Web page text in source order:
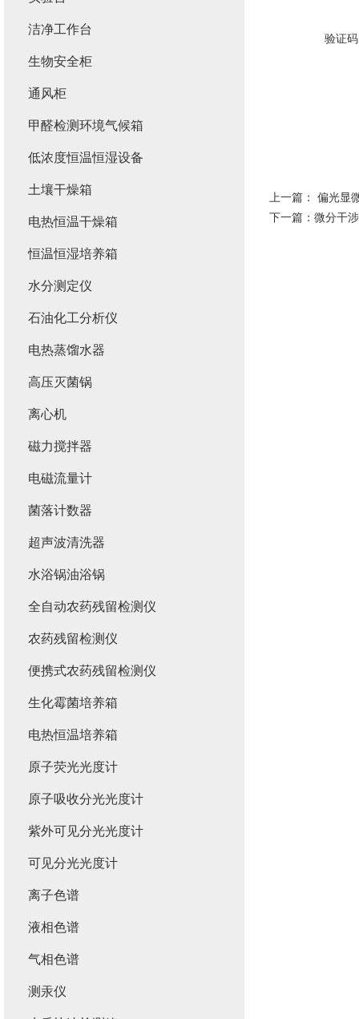
验证
上一篇： 偏光显
下一篇： 微分干
洁净工作台
生物安全柜
通风柜
甲醛检测环境气候箱
低浓度恒温恒湿设备
土壤干燥箱
电热恒温干燥箱
恒温恒湿培养箱
水分测定仪
石油化工分析仪
电热蒸馏水器
高压灭菌锅
离心机
磁力搅拌器
电磁流量计
菌落计数器
超声波清洗器
水浴锅油浴锅
全自动农药残留检测仪
农药残留检测仪
便携式农药残留检测仪
生化霉菌培养箱
电热恒温培养箱
原子荧光光度计
原子吸收分光光度计
紫外可见分光光度计
可见分光光度计
离子色谱
液相色谱
气相色谱
测汞仪